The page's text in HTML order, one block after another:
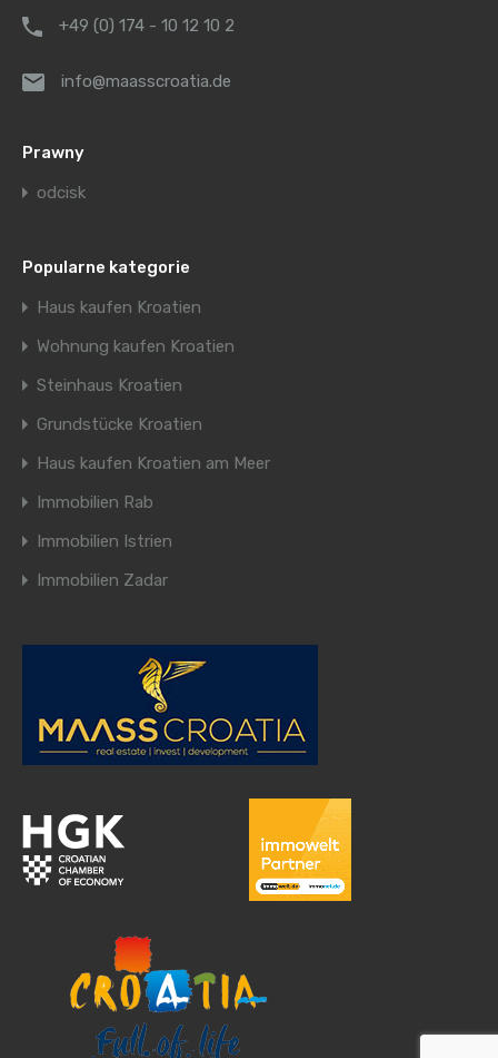
+49 (0) 174 - 10 12 10 2
info@maasscroatia.de
Prawny
odcisk
Popularne kategorie
Haus kaufen Kroatien
Wohnung kaufen Kroatien
Steinhaus Kroatien
Grundstücke Kroatien
Haus kaufen Kroatien am Meer
Immobilien Rab
Immobilien Istrien
Immobilien Zadar